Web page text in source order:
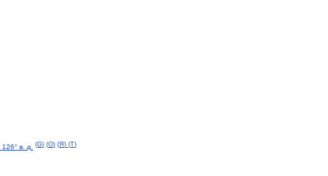
126° в. д. (G) (O) (Я ) (T)